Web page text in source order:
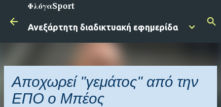
Μετάβαση στο κύριο περιεχόμενο
ΦλόγαSport
Ανεξάρτητη διαδικτυακή εφημερίδα
Αποχωρεί "γεμάτος" από την
ΕΠΟ ο Μπέος